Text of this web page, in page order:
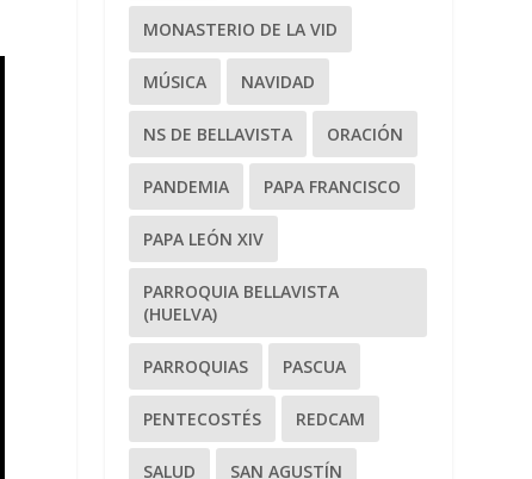
MONASTERIO DE LA VID
MÚSICA NAVIDAD
NS DE BELLAVISTA ORACIÓN
PANDEMIA PAPA FRANCISCO
PAPA LEÓN XIV
PARROQUIA BELLAVISTA
(HUELVA)
PARROQUIAS PASCUA
PENTECOSTÉS REDCAM
SALUD SAN AGUSTÍN